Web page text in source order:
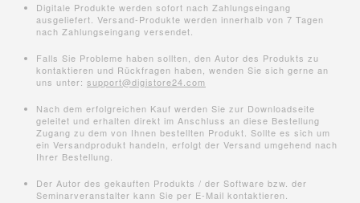
Digitale Produkte werden sofort nach Zahlungseingang
ausgeliefert. Versand-Produkte werden innerhalb von 7 Tagen
nach Zahlungseingang versendet.
Falls Sie Probleme haben sollten, den Autor des Produkts zu
kontaktieren und Rückfragen haben, wenden Sie sich gerne an
uns unter: support@digistore24.com
Nach dem erfolgreichen Kauf werden Sie zur Downloadseite
geleitet und erhalten direkt im Anschluss an diese Bestellung
Zugang zu dem von Ihnen bestellten Produkt. Sollte es sich um
ein Versandprodukt handeln, erfolgt der Versand umgehend nach
Ihrer Bestellung.
Der Autor des gekauften Produkts / der Software bzw. der
Seminarveranstalter kann Sie per E-Mail kontaktieren.